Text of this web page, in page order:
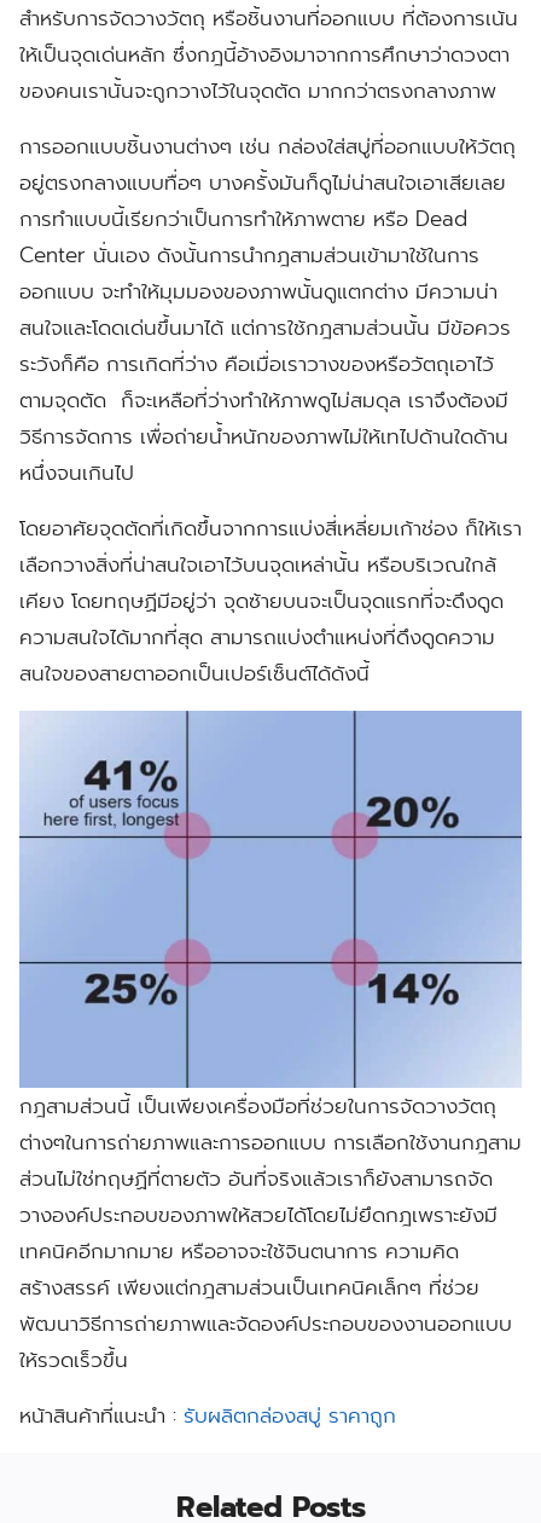
สำหรับการจัดวางวัตถุ หรือชิ้นงานที่ออกแบบ ที่ต้องการเน้น
ให้เป็นจุดเด่นหลัก ซึ่งกฎนี้อ้างอิงมาจากการศึกษาว่าดวงตา
ของคนเรานั้นจะถูกวางไว้ในจุดตัด มากกว่าตรงกลางภาพ
การออกแบบชิ้นงานต่างๆ เช่น กล่องใส่สบู่ที่ออกแบบให้วัตถุ
อยู่ตรงกลางแบบทื่อๆ บางครั้งมันก็ดูไม่น่าสนใจเอาเสียเลย
การทำแบบนี้เรียกว่าเป็นการทำให้ภาพตาย หรือ Dead
Center นั่นเอง ดังนั้นการนำกฎสามส่วนเข้ามาใช้ในการ
ออกแบบ จะทำให้มุมมองของภาพนั้นดูแตกต่าง มีความน่า
สนใจและโดดเด่นขึ้นมาได้ แต่การใช้กฎสามส่วนนั้น มีข้อควร
ระวังก็คือ การเกิดที่ว่าง คือเมื่อเราวางของหรือวัตถุเอาไว้
ตามจุดตัด ก็จะเหลือที่ว่างทำให้ภาพดูไม่สมดุล เราจึงต้องมี
วิธีการจัดการ เพื่อถ่ายน้ำหนักของภาพไม่ให้เทไปด้านใดด้าน
หนึ่งจนเกินไป
โดยอาศัยจุดตัดที่เกิดขึ้นจากการแบ่งสี่เหลี่ยมเก้าช่อง ก็ให้เรา
เลือกวางสิ่งที่น่าสนใจเอาไว้บนจุดเหล่านั้น หรือบริเวณใกล้
เคียง โดยทฤษฏีมีอยู่ว่า จุดซ้ายบนจะเป็นจุดแรกที่จะดึงดูด
ความสนใจได้มากที่สุด สามารถแบ่งตำแหน่งที่ดึงดูดความ
สนใจของสายตาออกเป็นเปอร์เซ็นต์ได้ดังนี้
กฎสามส่วนนี้ เป็นเพียงเครื่องมือที่ช่วยในการจัดวางวัตถุ
ต่างๆในการถ่ายภาพและการออกแบบ การเลือกใช้งานกฎสาม
ส่วนไม่ใช่ทฤษฏีที่ตายตัว อันที่จริงแล้วเราก็ยังสามารถจัด
วางองค์ประกอบของภาพให้สวยได้โดยไม่ยึดกฎเพราะยังมี
เทคนิคอีกมากมาย หรืออาจจะใช้จินตนาการ ความคิด
สร้างสรรค์ เพียงแต่กฎสามส่วนเป็นเทคนิคเล็กๆ ที่ช่วย
พัฒนาวิธีการถ่ายภาพและจัดองค์ประกอบของงานออกแบบ
ให้รวดเร็วขึ้น
หน้าสินค้าที่แนะนำ : รับผลิตกล่องสบู่ ราคาถูก
Related Posts